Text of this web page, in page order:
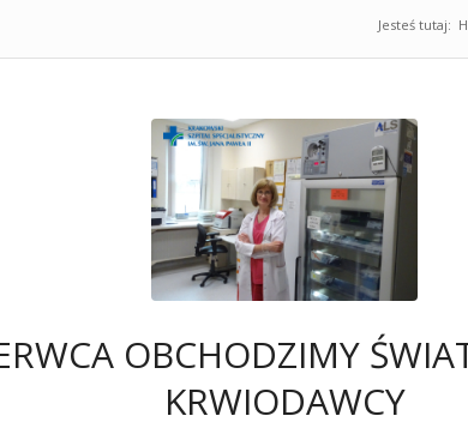
Jesteś tutaj:
OBCHODZIMY
KRWIODAWCY